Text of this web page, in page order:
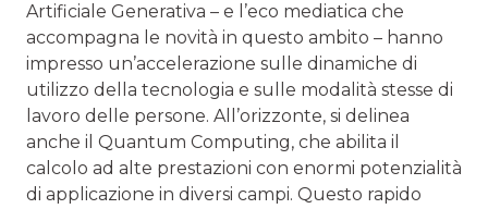
Artificiale Generativa – e l’eco mediatica che
accompagna le novità in questo ambito – hanno
impresso un’accelerazione sulle dinamiche di
utilizzo della tecnologia e sulle modalità stesse di
lavoro delle persone. All’orizzonte, si delinea
anche il Quantum Computing, che abilita il
calcolo ad alte prestazioni con enormi potenzialità
di applicazione in diversi campi. Questo rapido